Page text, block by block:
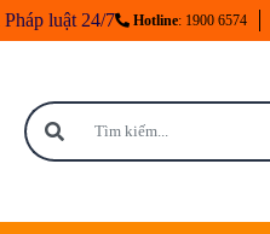
luật 24/7 Hotline: 1900 6574